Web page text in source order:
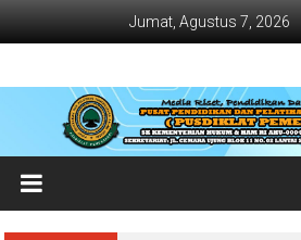
Jumat, Agustus 7, 2026
Jadwal
Bimtek
dan
Diklat